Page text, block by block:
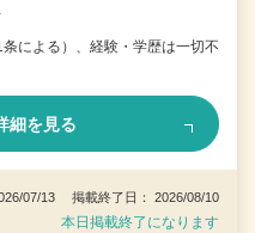
による）、経験・学歴は一切不
細を見る
07/13 掲載終了日： 2026/08/10
本日掲載終了になります